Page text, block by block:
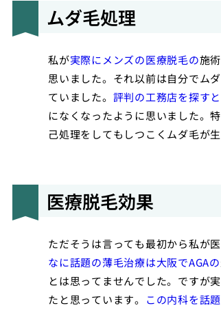
ムダ毛処理
私が実際にメンズの医療脱毛の施
思いました。それ以前は自分でム
ていました。 評判の工務店を探す
になくなったように思いました。
己処理をしてもしつこくムダ毛が
医療脱毛効果
ただそうは言っても最初から私が
なに話題の薄毛治療は大阪でAGAの
とは思ってませんでした。ですが
たと思っています。 この内科を話